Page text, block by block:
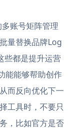
账号矩阵管理
量替换品牌Log
些都是提升运营
能能够帮助创作
而反向优化下一
工具时，不要只
，比如官方是否